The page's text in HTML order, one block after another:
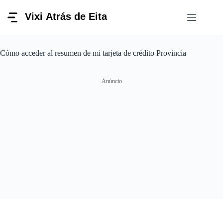
para
Cómo acceder al resumen de mi tarjeta de crédito Provincia
Anúncio